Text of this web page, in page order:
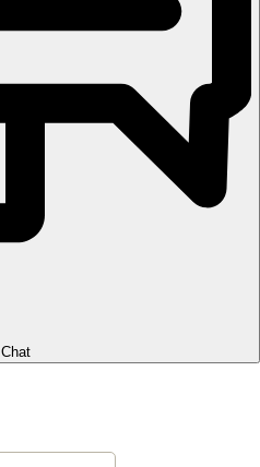
Chat